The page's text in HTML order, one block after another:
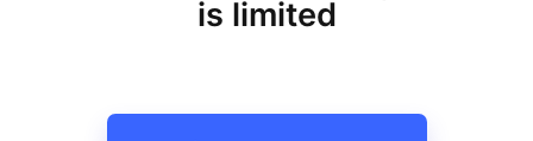
is limited